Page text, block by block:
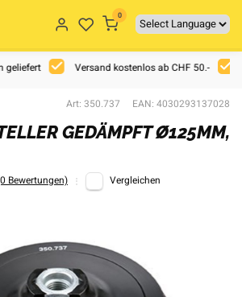
0
geliefert Versand kostenlos ab CHF 50.-
Art: 350.737 EAN: 4030293137028
GEDÄMPFT Ø125MM,
Bewertungen) Vergleichen